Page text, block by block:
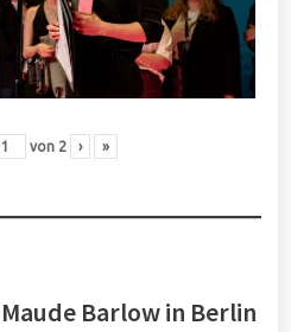
von 2 › »
Barlow in Berlin